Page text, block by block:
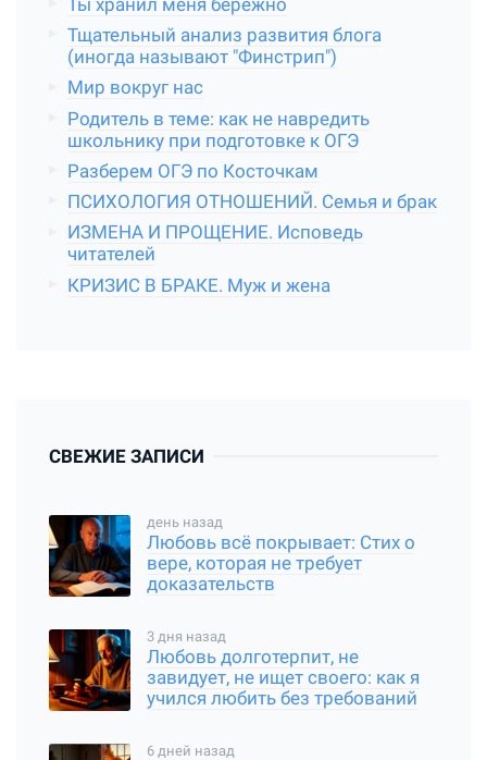
Ты хранил меня бережно
Тщательный анализ развития блога
(иногда называют "Финстрип")
Мир вокруг нас
Родитель в теме: как не навредить
школьнику при подготовке к ОГЭ
Разберем ОГЭ по Косточкам
ПСИХОЛОГИЯ ОТНОШЕНИЙ. Семья и брак
ИЗМЕНА И ПРОЩЕНИЕ. Исповедь
читателей
КРИЗИС В БРАКЕ. Муж и жена
СВЕЖИЕ ЗАПИСИ
день назад
Любовь всё покрывает: Стих о
вере, которая не требует
доказательств
3 дня назад
Любовь долготерпит, не
завидует, не ищет своего: как я
учился любить без требований
6 дней назад